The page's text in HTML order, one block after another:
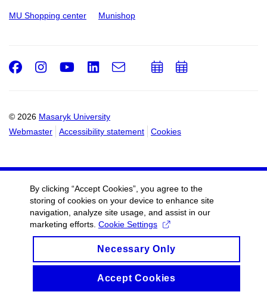
MU Shopping center Munishop
© 2026 Masaryk University
Webmaster
Accessibility statement Cookies
Facebook
Instagram
Youtube
LinkedIn
e-
AddAdd
By clicking “Accept Cookies”, you agree to the
storing of cookies on your device to enhance site
navigation, analyze site usage, and assist in our
marketing efforts. Cookie Settings
Necessary Only
Accept Cookies